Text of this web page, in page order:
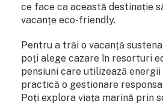
ce face ca această destinație
vacanțe eco-friendly.
Pentru a trăi o vacanță
poți alege cazare în resorturi
pensiuni care utilizează
practică o gestionare
Poți explora viața marină prin